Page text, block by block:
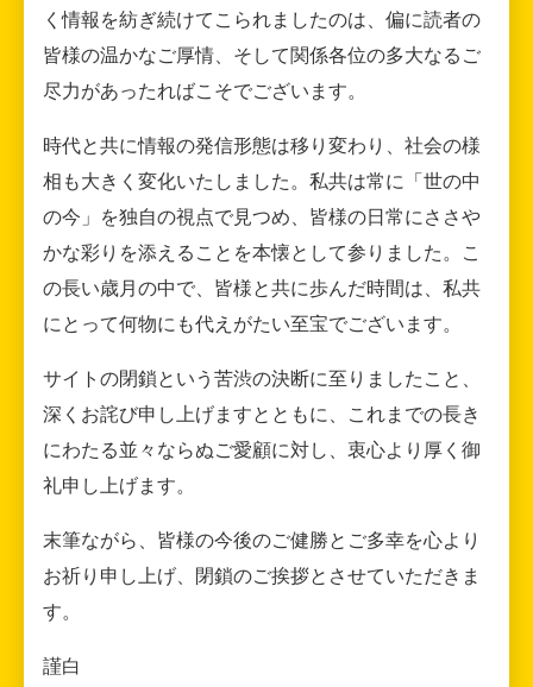
く情報を紡ぎ続けてこられましたのは、偏に読者の
皆様の温かなご厚情、そして関係各位の多大なるご
尽力があったればこそでございます。
時代と共に情報の発信形態は移り変わり、社会の様
相も大きく変化いたしました。私共は常に「世の中
の今」を独自の視点で見つめ、皆様の日常にささや
かな彩りを添えることを本懐として参りました。こ
の長い歳月の中で、皆様と共に歩んだ時間は、私共
にとって何物にも代えがたい至宝でございます。
サイトの閉鎖という苦渋の決断に至りましたこと、
深くお詫び申し上げますとともに、これまでの長き
にわたる並々ならぬご愛顧に対し、衷心より厚く御
礼申し上げます。
末筆ながら、皆様の今後のご健勝とご多幸を心より
お祈り申し上げ、閉鎖のご挨拶とさせていただきま
す。
謹白